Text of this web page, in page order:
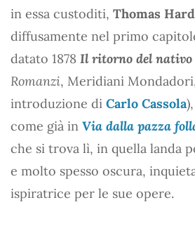
in essa custoditi, Thomas
diffusamente nel primo
datato 1878 Il ritorno del nativo
Romanzi, Meridiani
introduzione di Carlo Cassola
come già in Via dalla pazza
che si trova lì, in quella landa
e molto spesso oscura,
ispiratrice per le sue opere.